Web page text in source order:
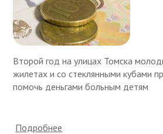
Второй год на улицах Томска
жилетах и со стеклянными кубами
помочь деньгами больным детям
Подробнее